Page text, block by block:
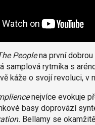
Peoplena první
samplová rytmika s
káže o svojí revoluci, v
nejvíce evokuje
basy doprovází
Bellamy se